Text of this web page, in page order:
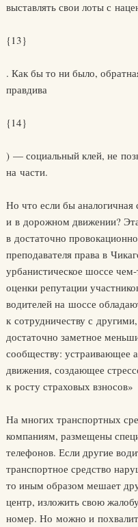
выставлять свои лоты с
{13}
. Как бы то ни было,
правдива
{14}
) — социальный клей, не
на части.
Но что если бы аналогичная
и в дорожном движении?
в достаточно
преподавателя права в
урбанистическое шоссе
оценки репутации
водителей на шоссе
к сотрудничеству с
достаточно заметное
сообществу: устраивающее
движения, создающее
к росту страховых взносов»
На многих транспортных
компаниям, размещены
телефонов. Если другие
транспортное средство
то иным образом мешает
центр, изложить свою
номер. Но можно и